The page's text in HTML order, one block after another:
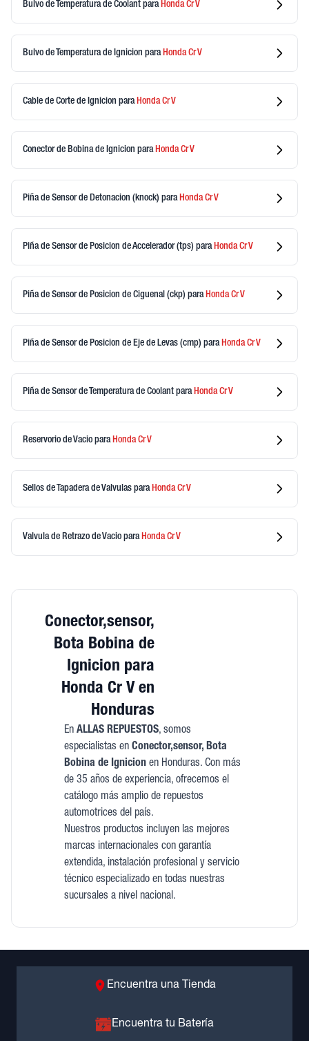
Bulvo de Temperatura de Coolant para HondaCr V
Bulvo de Temperatura de Ignicion para HondaCr V
Cable de Corte de Ignicion para HondaCr V
Conector de Bobina de Ignicion para HondaCr V
Piña de Sensor de Detonacion (knock) para HondaCr V
Piña de Sensor de Posicion de Accelerador (tps) para HondaCr V
Piña de Sensor de Posicion de Ciguenal (ckp) para HondaCr V
Piña de Sensor de Posicion de Eje de Levas (cmp) para HondaCr V
Piña de Sensor de Temperatura de Coolant para HondaCr V
Reservorio de Vacio para HondaCr V
Sellos de Tapadera de Valvulas para HondaCr V
Valvula de Retrazo de Vacio para HondaCr V
Conector,sensor,
Bota Bobina de
Ignicion para
Honda Cr V en
Honduras
En ALLAS REPUESTOS, somos
especialistas en Conector,sensor, Bota
Bobina de Ignicionen Honduras. Con más
de 35 años de experiencia, ofrecemos el
catálogo más amplio de repuestos
automotrices del país.
Nuestros productos incluyen las mejores
marcas internacionales con garantía
extendida, instalación profesional y servicio
técnico especializado en todas nuestras
sucursales a nivel nacional.
Encuentra una Tienda
Encuentra tu Batería